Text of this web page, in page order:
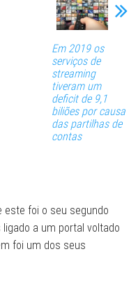
Em 2019 os
serviços de
streaming
tiveram um
deficit de 9,1
biliões por causa
das partilhas de
contas
este foi o seu segundo
a um portal voltado
foi um dos seus